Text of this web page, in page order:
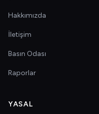
Hakkımızda
İletişim
Basın Odası
Raporlar
YASAL